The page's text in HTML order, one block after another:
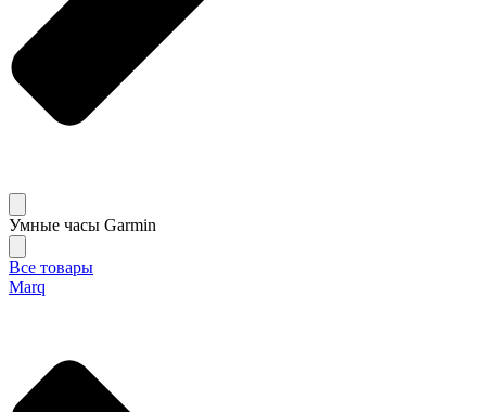
Умные часы Garmin
Все товары
Marq